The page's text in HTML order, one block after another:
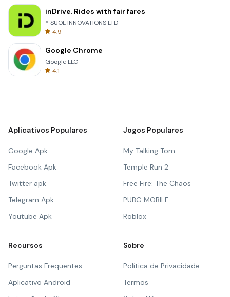
inDrive. Rides with fair fares
® SUOL INNOVATIONS LTD
4.9
Google Chrome
Google LLC
4.1
Aplicativos Populares
Google Apk
Facebook Apk
Twitter apk
Telegram Apk
Youtube Apk
Jogos Populares
My Talking Tom
Temple Run 2
Free Fire: The Chaos
PUBG MOBILE
Roblox
Recursos
Perguntas Frequentes
Aplicativo Android
Sobre
Política de Privacidade
Termos